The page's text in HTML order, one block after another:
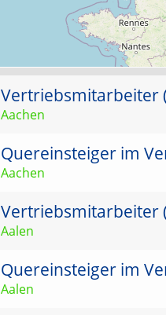
Vertriebsmitarbeiter
Aachen
Quereinsteiger im
Aachen
Vertriebsmitarbeiter
Aalen
Quereinsteiger im
Aalen